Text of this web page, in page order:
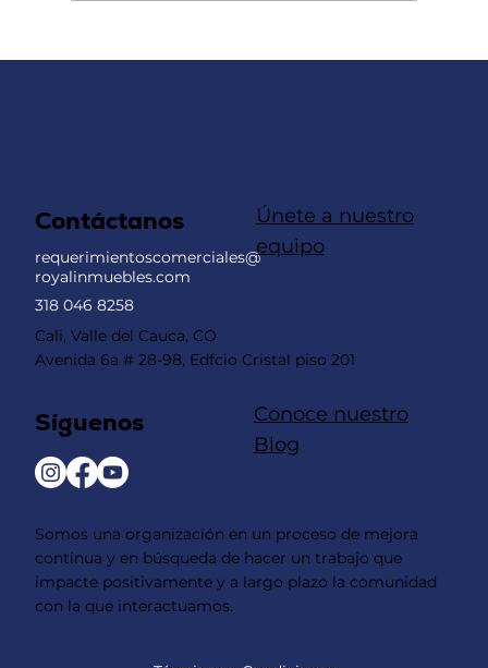
Somos una organización en un proceso de mejora
continua y en búsqueda de hacer un trabajo que
impacte positivamente y a largo plazo la comunidad
con la que interactuamos.
Síguenos
Contáctanos
requerimientoscomerciales@
royalinmuebles.com
318 046 8258
Cali, Valle del Cauca, CO
Avenida 6a # 28-98, Edfcio Cristal piso 201
Conoce nuestro
Blog
Únete a nuestro
equipo